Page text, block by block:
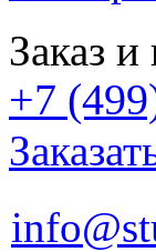
Заказ и
+7